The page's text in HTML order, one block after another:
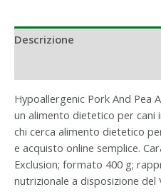
Descrizione
Hypoallergenic Pork And Pea
un alimento dietetico per
chi cerca alimento dietetico
e acquisto online semplice.
Exclusion; formato 400 g;
nutrizionale a disposizione